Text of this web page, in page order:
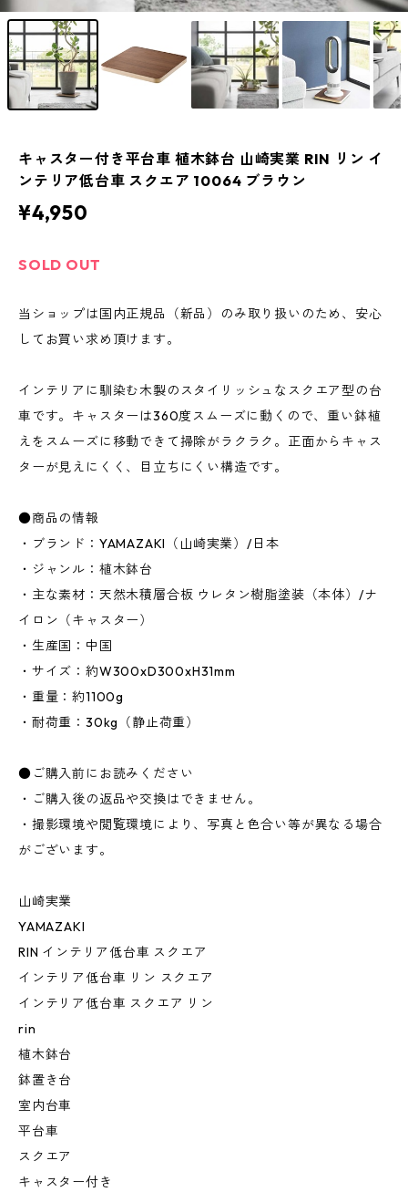
キャスター付き平台車 植木鉢台 山崎実業 RIN リン イ
ンテリア低台車 スクエア 10064 ブラウン
¥4,950
SOLD OUT
当ショップは国内正規品（新品）のみ取り扱いのため、安心
してお買い求め頂けます。
インテリアに馴染む木製のスタイリッシュなスクエア型の台
車です。キャスターは360度スムーズに動くので、重い鉢植
えをスムーズに移動できて掃除がラクラク。正面からキャス
ターが見えにくく、目立ちにくい構造です。
●商品の情報
・ブランド：YAMAZAKI（山崎実業）/日本
・ジャンル：植木鉢台
・主な素材：天然木積層合板 ウレタン樹脂塗装（本体）/ナ
イロン（キャスター）
・生産国：中国
・サイズ：約W300xD300xH31mm
・重量：約1100g
・耐荷重：30kg（静止荷重）
●ご購入前にお読みください
・ご購入後の返品や交換はできません。
・撮影環境や閲覧環境により、写真と色合い等が異なる場合
がございます。
山崎実業
YAMAZAKI
RIN インテリア低台車 スクエア
インテリア低台車 リン スクエア
インテリア低台車 スクエア リン
rin
植木鉢台
鉢置き台
室内台車
平台車
スクエア
キャスター付き